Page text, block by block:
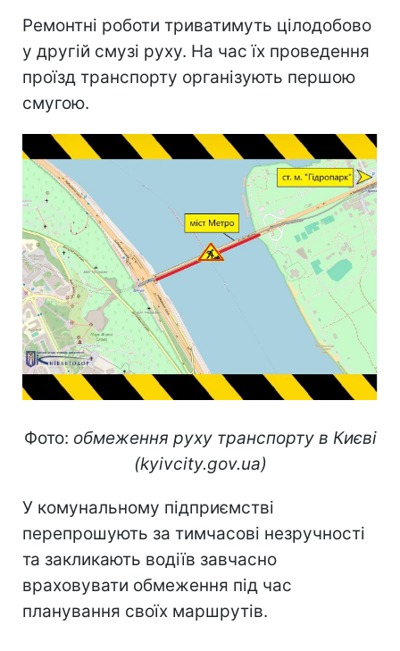
Ремонтні роботи триватимуть цілодобово
у другій смузі руху. На час їх проведення
проїзд транспорту організують першою
смугою.
Фото: обмеження руху транспорту в Києві
(kyivcity.gov.ua)
У комунальному підприємстві
перепрошують за тимчасові незручності
та закликають водіїв завчасно
враховувати обмеження під час
планування своїх маршрутів.